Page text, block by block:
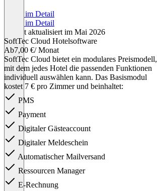
Preise im Detail
Preise im Detail
Zuletzt aktualisiert im Mai 2026
SoftTec Cloud Hotelsoftware
Ab7,00 €/ Monat
SoftTec Cloud bietet ein modulares Preismodell,
mit dem jedes Hotel die passenden Funktionen
individuell auswählen kann. Das Basismodul
kostet 7 € pro Zimmer und beinhaltet:
PMS
Payment
Digitaler Gästeaccount
Digitaler Meldeschein
Automatischer Mailversand
Ressourcen Manager
E-Rechnung